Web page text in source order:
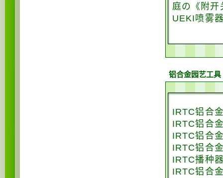
庭の《附
UEKI喷雾
铝合金园艺工具
IRTC铝合
IRTC铝合
IRTC铝合
IRTC铝合
IRTC播种
IRTC铝合